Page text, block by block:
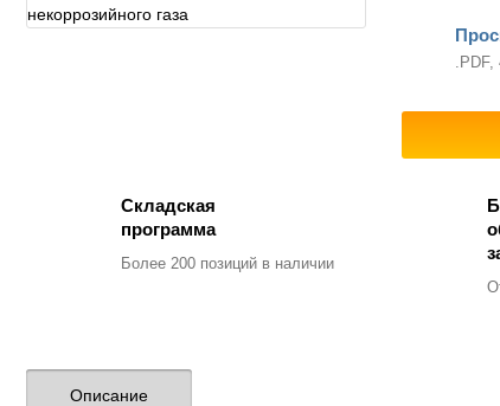
Складская
программа
Более 200 позицийв наличии
Описание